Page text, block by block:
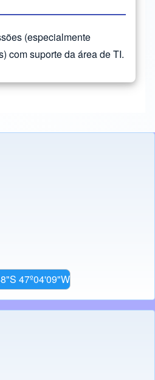
(especialmente
com suporte da área de TI.
47º04'09"W